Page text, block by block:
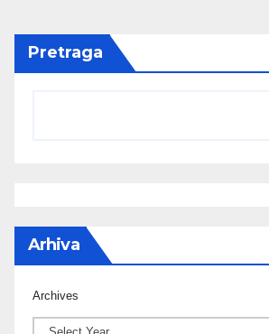
Pretraga
Arhiva
Archives